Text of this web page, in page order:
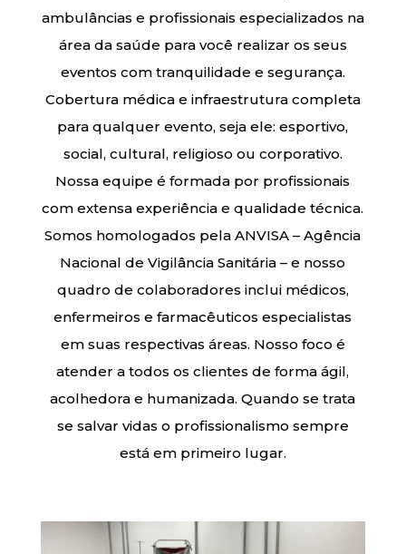
ambulâncias e profissionais especializados na
área da saúde para você realizar os seus
eventos com tranquilidade e segurança.
Cobertura médica e infraestrutura completa
para qualquer evento, seja ele: esportivo,
social, cultural, religioso ou corporativo.
Nossa equipe é formada por profissionais
com extensa experiência e qualidade técnica.
Somos homologados pela ANVISA – Agência
Nacional de Vigilância Sanitária – e nosso
quadro de colaboradores inclui médicos,
enfermeiros e farmacêuticos especialistas
em suas respectivas áreas. Nosso foco é
atender a todos os clientes de forma ágil,
acolhedora e humanizada. Quando se trata
se salvar vidas o profissionalismo sempre
está em primeiro lugar.